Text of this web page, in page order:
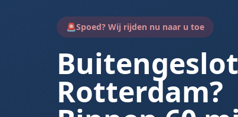
🚨Spoed? Wij rijden nu naar u toe
Rotterdam?